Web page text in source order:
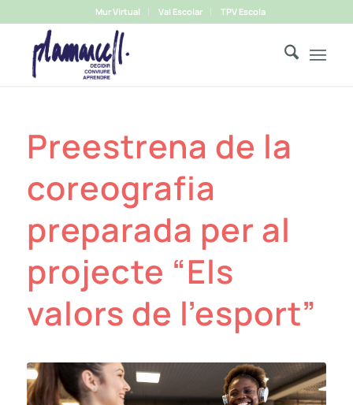
Mur Virtual Val Escolar TPV Escola
Preestrena de la
coreografia
preparada per al
projecte “Els
valors de l’esport”